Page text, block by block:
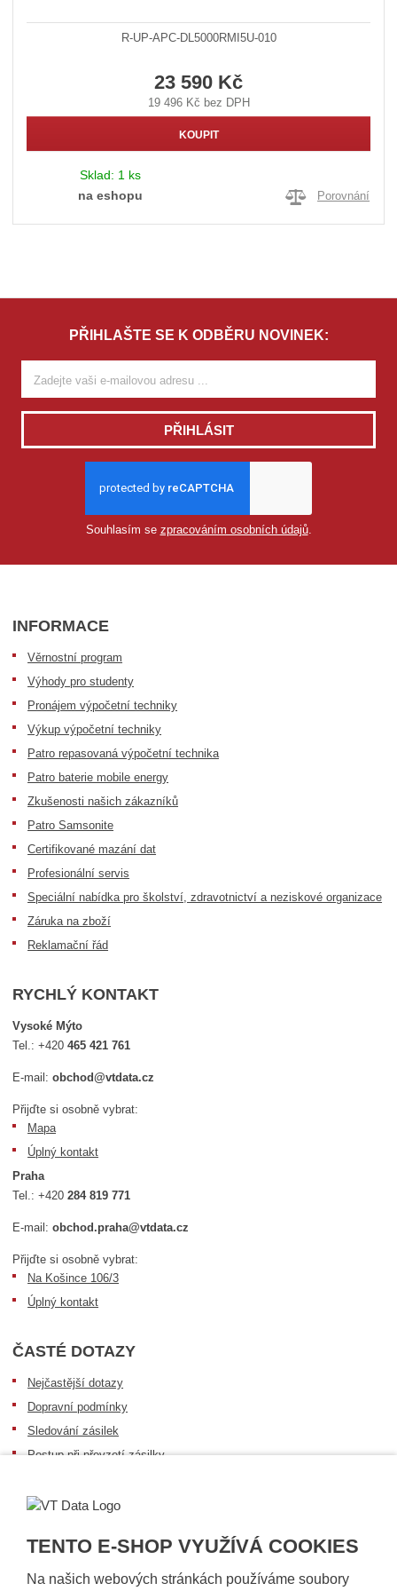
TENTO E-SHOP VYUŽÍVÁ COOKIES
Na našich webových stránkách používáme soubory
R-UP-APC-DL5000RMI5U-010
23 590 Kč
19 496 Kč bez DPH
KOUPIT
Sklad: 1 ks
na eshopu
Porovnání
PŘIHLAŠTE SE K ODBĚRU NOVINEK:
PŘIHLÁSIT
Souhlasím se zpracováním osobních údajů.
INFORMACE
Věrnostní program
Výhody pro studenty
Pronájem výpočetní techniky
Výkup výpočetní techniky
Patro repasovaná výpočetní technika
Patro baterie mobile energy
Zkušenosti našich zákazníků
Patro Samsonite
Certifikované mazání dat
Profesionální servis
Speciální nabídka pro školství, zdravotnictví a neziskové organizace
Záruka na zboží
Reklamační řád
RYCHLÝ KONTAKT
Vysoké Mýto
Tel.:+420465 421 761
E-mail:obchod@vtdata.cz
Přijďte si osobně vybrat:
Mapa
Úplný kontakt
Praha
Tel.:+420284 819 771
E-mail:obchod.praha@vtdata.cz
Přijďte si osobně vybrat:
Na Košince 106/3
Úplný kontakt
ČASTÉ DOTAZY
Nejčastější dotazy
Dopravní podmínky
Sledování zásilek
Postup při převzetí zásilky
Obecné informace